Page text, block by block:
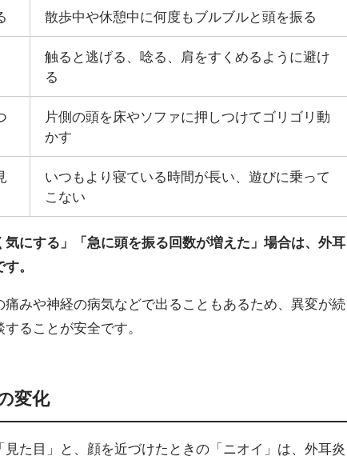
散歩中や休憩中に何度もブルブルと頭を振る
触ると逃げる、唸る、肩をすくめるように避け
る
片側の頭を床やソファに押しつけてゴリゴリ動
かす
いつもより寝ている時間が長い、遊びに乗って
こない
にする」「急に頭を振る回数が増えた」場合は、外耳
。
みや神経の病気などで出ることもあるため、異変が続
ることが安全です。
変化
た目」と、顔を近づけたときの「ニオイ」は、外耳炎